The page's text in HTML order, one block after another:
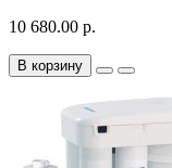
10 680.00 р.
В корзину